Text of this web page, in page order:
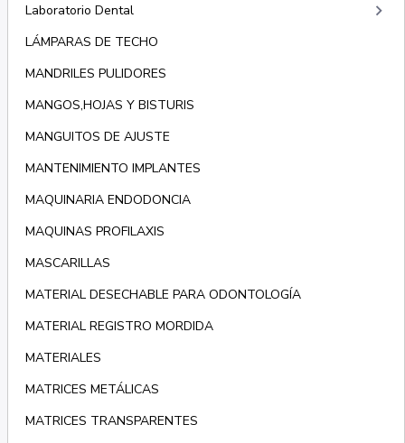
Laboratorio Dental keyboard_arrow_right
LÁMPARAS DE TECHO
MANDRILES PULIDORES
MANGOS,HOJAS Y BISTURIS
MANGUITOS DE AJUSTE
MANTENIMIENTO IMPLANTES
MAQUINARIA ENDODONCIA
MAQUINAS PROFILAXIS
MASCARILLAS
MATERIAL DESECHABLE PARA ODONTOLOGÍA
MATERIAL REGISTRO MORDIDA
MATERIALES
MATRICES METÁLICAS
MATRICES TRANSPARENTES